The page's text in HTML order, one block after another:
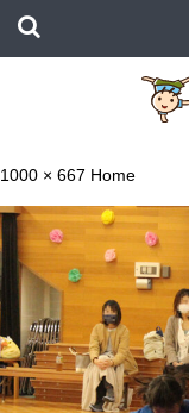
1000 × 667 Home